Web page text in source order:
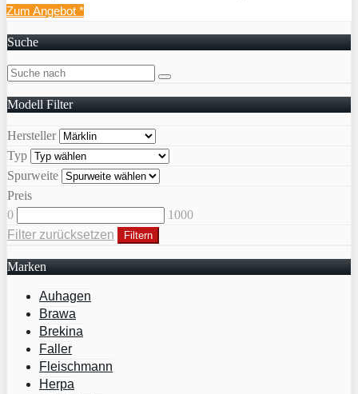
Zum Angebot *
Suche
Modell Filter
Hersteller
Typ
Spurweite
Preis
0
1000
Filter zurücksetzen
Filtern
Marken
Auhagen
Brawa
Brekina
Faller
Fleischmann
Herpa